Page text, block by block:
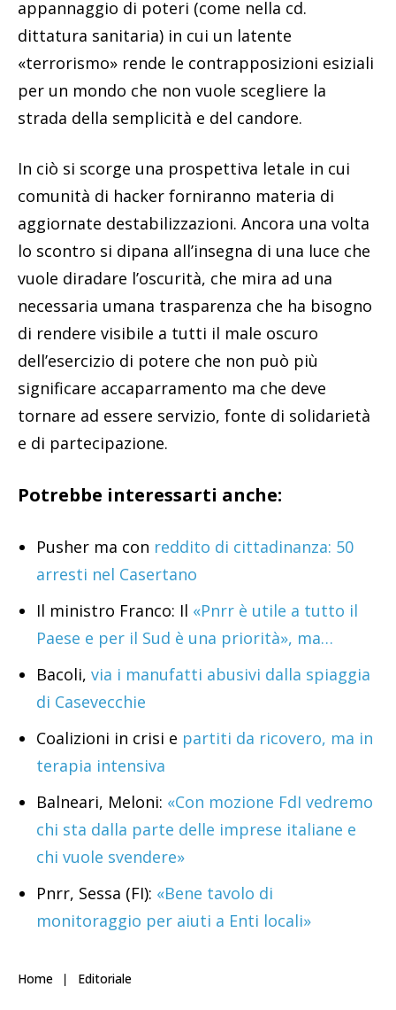
appannaggio di poteri (come nella cd.
dittatura sanitaria) in cui un latente
«terrorismo» rende le contrapposizioni esiziali
per un mondo che non vuole scegliere la
strada della semplicità e del candore.
In ciò si scorge una prospettiva letale in cui
comunità di hacker forniranno materia di
aggiornate destabilizzazioni. Ancora una volta
lo scontro si dipana all’insegna di una luce che
vuole diradare l’oscurità, che mira ad una
necessaria umana trasparenza che ha bisogno
di rendere visibile a tutti il male oscuro
dell’esercizio di potere che non può più
significare accaparramento ma che deve
tornare ad essere servizio, fonte di solidarietà
e di partecipazione.
Potrebbe interessarti anche:
Pusher ma con reddito di cittadinanza: 50
arresti nel Casertano
Il ministro Franco: Il «Pnrr è utile a tutto il
Paese e per il Sud è una priorità», ma…
Bacoli, via i manufatti abusivi dalla spiaggia
di Casevecchie
Coalizioni in crisi e partiti da ricovero, ma in
terapia intensiva
Balneari, Meloni: «Con mozione FdI vedremo
chi sta dalla parte delle imprese italiane e
chi vuole svendere»
Pnrr, Sessa (FI): «Bene tavolo di
monitoraggio per aiuti a Enti locali»
Home Editoriale